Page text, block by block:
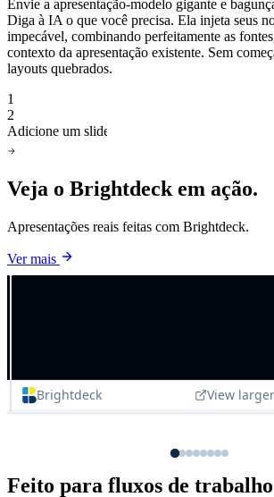
Envie a apresentação-modelo gigante e
Diga à IA o que você precisa. Ela injeta seus
impecável, combinando perfeitamente as
contexto da apresentação existente. Sem
layouts quebrados.
1
2
Adicione um slide de preços depois do slide 1
Apresentações reais feitas com Brightdeck.